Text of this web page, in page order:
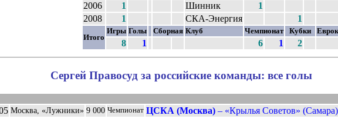
2006
1 Шинник
1
2008
1 СКА-Энергия 1
Итого
Игры Голы Сборная Клуб Чемпионат Кубки
8 1 6 1 2
Сергей Правосуд за российские команды: все голы
Москва, «Лужники» 9 000 Чемпионат ЦСКА (Москва) – «Крылья Советов»